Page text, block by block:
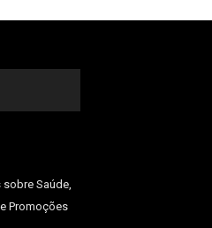
Saúde,
Promoções